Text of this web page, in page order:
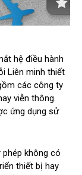
hệ điều hành
Liên minh thiết
các công ty
viễn thông.
ứng dụng sử
không có
thiết bị hay